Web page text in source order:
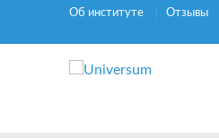
Об институте Отзывы